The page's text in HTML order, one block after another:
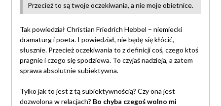
Przecież to są twoje oczekiwania, a nie moje obietnice.
Tak powiedział Christian Friedrich Hebbel – niemiecki
dramaturg i poeta. I powiedział, nie będę się kłócić,
słusznie. Przecież oczekiwania to z definicji coś, czego ktoś
pragnie i czego się spodziewa. To czyjaś nadzieja, a zatem
sprawa absolutnie subiektywna.
Tylko jak to jest z tą subiektywnością? Czy ona jest
dozwolona w relacjach? Bo chyba czegoś wolno mi